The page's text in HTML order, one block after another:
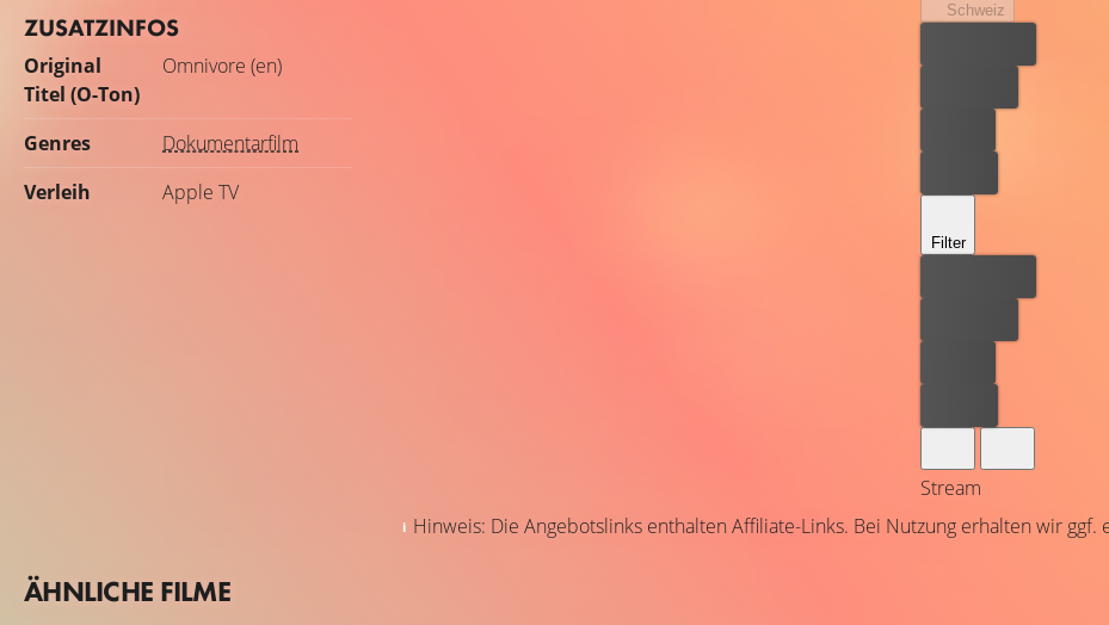
ZUSATZINFOS
Original
Titel (O-Ton)
Omnivore (en)
Genres
Dokumentarfilm
Verleih
Apple TV
Schweiz
Filter
Stream
Hinweis: Die Angebotslinks enthalten Affiliate-Links. Bei Nutzung erhalten wir
ÄHNLICHE FILME